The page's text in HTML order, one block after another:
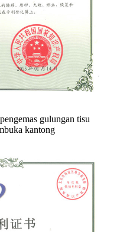
gulungan tisu
kantong